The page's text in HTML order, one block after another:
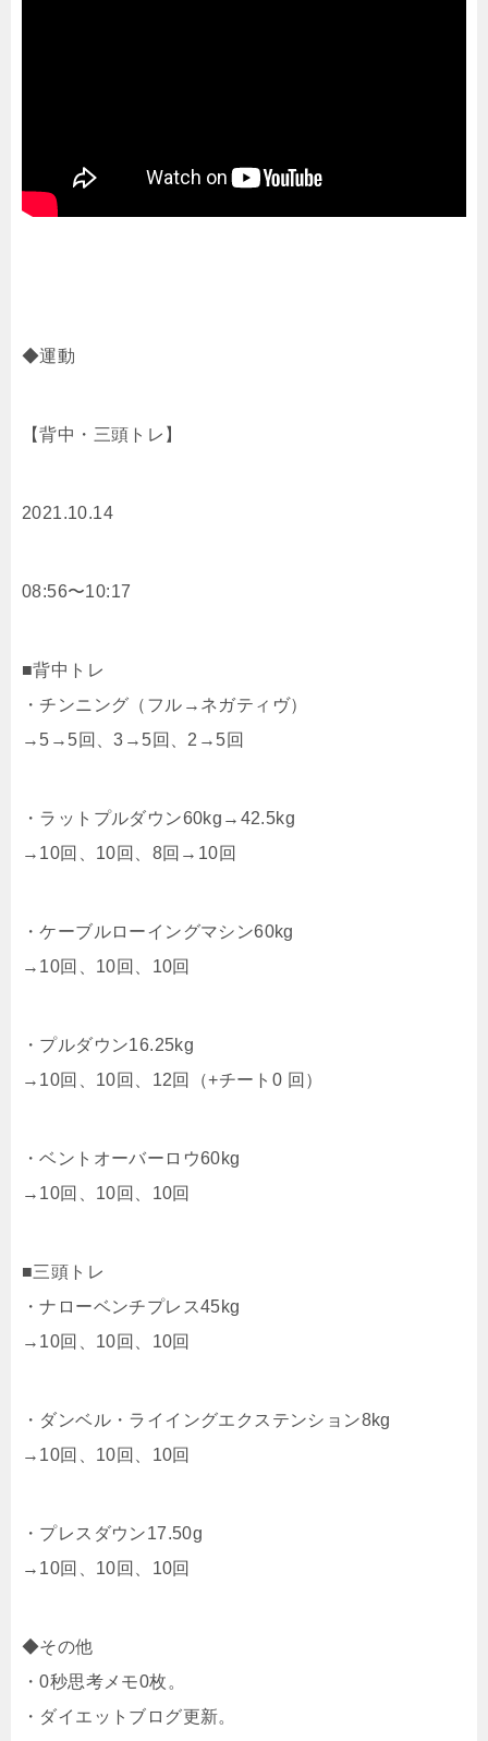
◆運動
【背中・三頭トレ】
2021.10.14
08:56〜10:17
■背中トレ
・チンニング（フル→ネガティヴ）
→5→5回、3→5回、2→5回
・ラットプルダウン60kg→42.5kg
→10回、10回、8回→10回
・ケーブルローイングマシン60kg
→10回、10回、10回
・プルダウン16.25kg
→10回、10回、12回（+チート0 回）
・ベントオーバーロウ60kg
→10回、10回、10回
■三頭トレ
・ナローベンチプレス45kg
→10回、10回、10回
・ダンベル・ライイングエクステンション8kg
→10回、10回、10回
・プレスダウン17.50g
→10回、10回、10回
◆その他
・0秒思考メモ0枚。
・ダイエットブログ更新。